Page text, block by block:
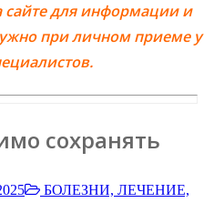
для информации и
при личном приеме у
сохранять
БОЛЕЗНИ, ЛЕЧЕНИЕ,